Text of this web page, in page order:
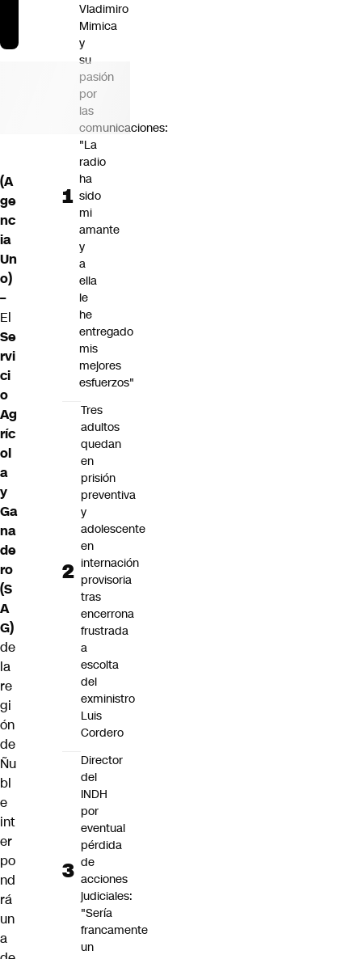
(A
ge
nc
ia
Un
o)
–
El
Se
rvi
ci
o
Ag
ríc
ol
a
y
Ga
na
de
ro
(S
A
G)
de
la
re
gi
ón
de
Ñu
bl
e
int
er
po
nd
rá
un
a
Vladimiro
Mimica
y
su
pasión
por
las
comunicaciones:
"La
radio
ha
sido
mi
amante
y
a
ella
le
he
entregado
mis
mejores
esfuerzos"
Tres
adultos
quedan
en
prisión
preventiva
y
adolescente
en
internación
provisoria
tras
encerrona
frustrada
a
escolta
del
exministro
Luis
Cordero
Director
del
INDH
por
eventual
pérdida
de
acciones
judiciales:
"Sería
francamente
un